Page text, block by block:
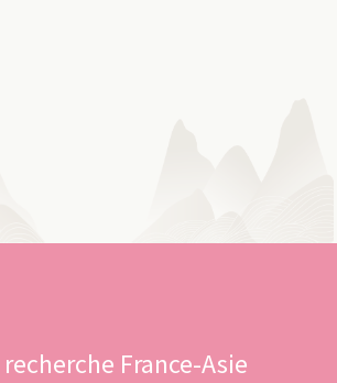
France-Asie